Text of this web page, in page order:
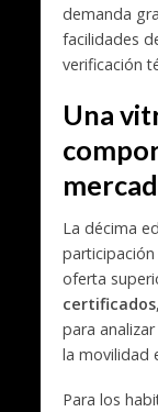
demanda
facilidades
verificación
Una
La décima
oferta
certificados
para
la movilidad
Para los